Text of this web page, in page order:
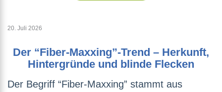
20. Juli 2026
Der “Fiber-Maxxing”-Trend – Herkunft,
Hintergründe und blinde Flecken
Der Begriff “Fiber-Maxxing” stammt aus